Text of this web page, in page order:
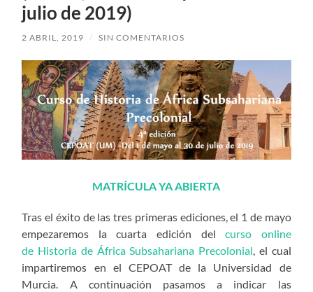
julio de 2019)
2 ABRIL, 2019 / SIN COMENTARIOS
MATRÍCULA YA ABIERTA
Tras el éxito de las tres primeras ediciones, el 1 de mayo
empezaremos la cuarta edición delcurso online
de Historia de África Subsahariana Precolonial, el cual
impartiremos en el CEPOAT de la Universidad de
Murcia. A continuación pasamos a indicar las